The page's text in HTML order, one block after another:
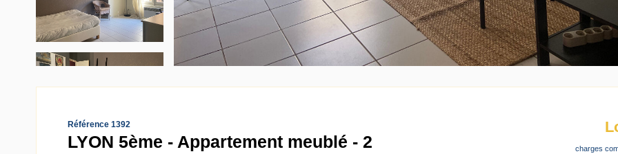
Référence 1392
LYON 5ème - Appartement meublé - 2
charges